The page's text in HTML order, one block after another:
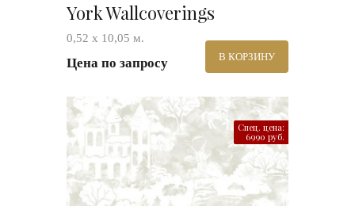
York Wallcoverings
0,52 х 10,05 м.
Цена по запросу В КОРЗИНУ
Спец. цена:
6990 руб.